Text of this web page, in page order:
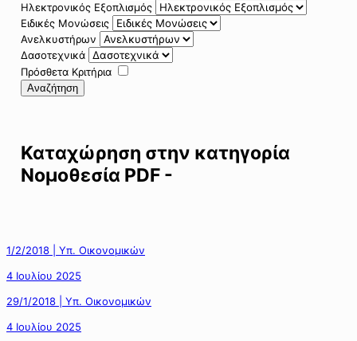
Ηλεκτρονικός Εξοπλισμός
Ειδικές Μονώσεις
Ανελκυστήρων
Δασοτεχνικά
Πρόσθετα Κριτήρια
Αναζήτηση
Καταχώρηση στην κατηγορία
Νομοθεσία PDF -
1/2/2018 | Υπ. Οικονομικών
4 Ιουλίου 2025
29/1/2018 | Υπ. Οικονομικών
4 Ιουλίου 2025